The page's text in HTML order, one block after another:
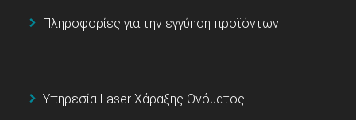
Πληροφορίες για την εγγύηση προϊόντων
Υπηρεσία Laser Χάραξης Ονόματος